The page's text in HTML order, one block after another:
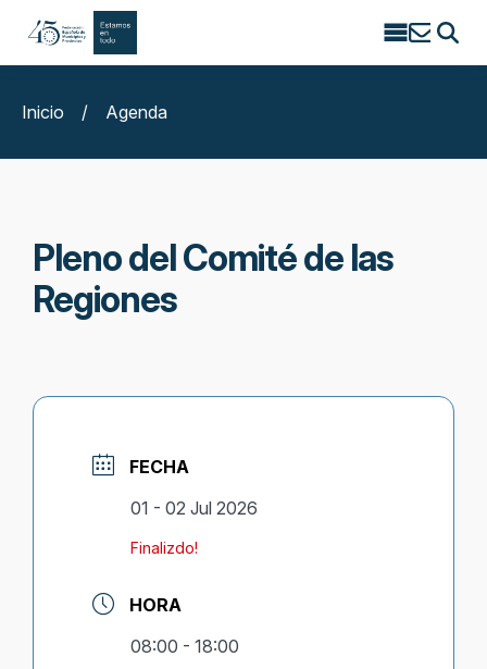
Search
Inicio
/ Agenda
Pleno del Comité de las
Regiones
FECHA
01 - 02 Jul 2026
Finalizdo!
HORA
08:00 - 18:00